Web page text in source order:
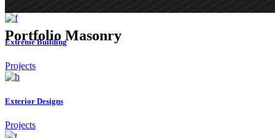
Portfolio Masonry
Extreme Building
Projects
Exterior Designs
Projects